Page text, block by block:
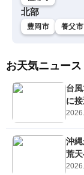
北部
豊岡市 養父市
お天気ニュース
台
に
沖
荒